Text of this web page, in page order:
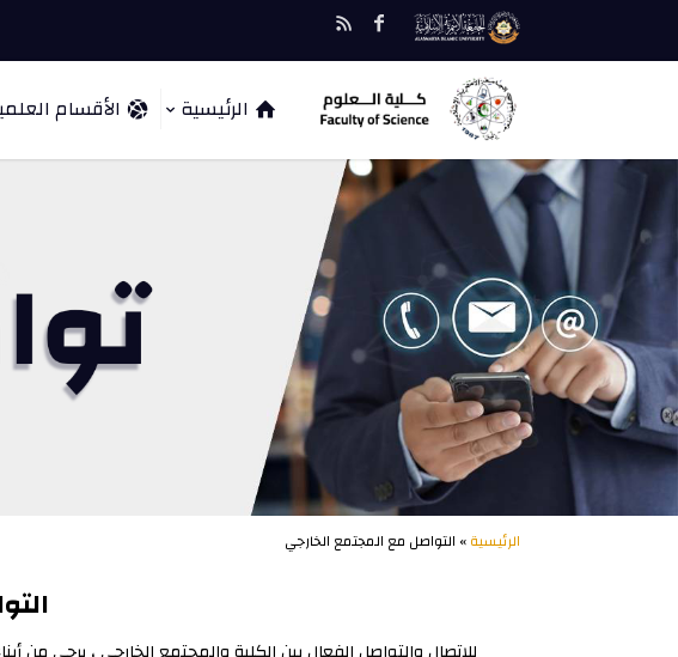
الرئيسية الأقسام
الرئيسية» التواصل مع المجتمع الخارجي